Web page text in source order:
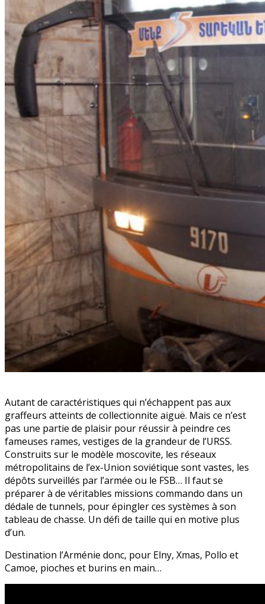
Autant de caractéristiques qui n’échappent pas aux
graffeurs atteints de collectionnite aiguë. Mais ce n’est
pas une partie de plaisir pour réussir à peindre ces
fameuses rames, vestiges de la grandeur de l’URSS.
Construits sur le modèle moscovite, les réseaux
métropolitains de l’ex-Union soviétique sont vastes, les
dépôts surveillés par l’armée ou le FSB… Il faut se
préparer à de véritables missions commando dans un
dédale de tunnels, pour épingler ces systèmes à son
tableau de chasse. Un défi de taille qui en motive plus
d’un.
Destination l’Arménie donc, pour Elny, Xmas, Pollo et
Camoe, pioches et burins en main…